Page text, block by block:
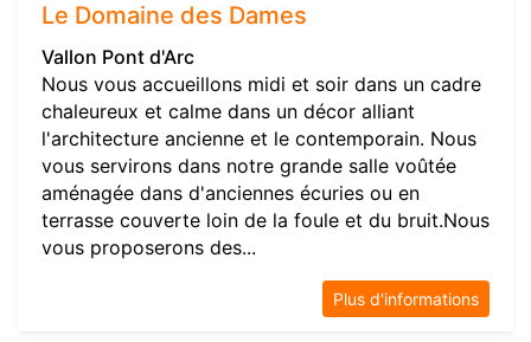
Le Domaine des Dames
Vallon Pont d'Arc
Nous vous accueillons midi et soir dans un cadre
chaleureux et calme dans un décor alliant
l'architecture ancienne et le contemporain. Nous
vous servirons dans notre grande salle voûtée
aménagée dans d'anciennes écuries ou en
terrasse couverte loin de la foule et du bruit.Nous
vous proposerons des...
Plus d'informations